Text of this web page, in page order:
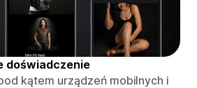
doświadczenie
kątem urządzeń mobilnych i